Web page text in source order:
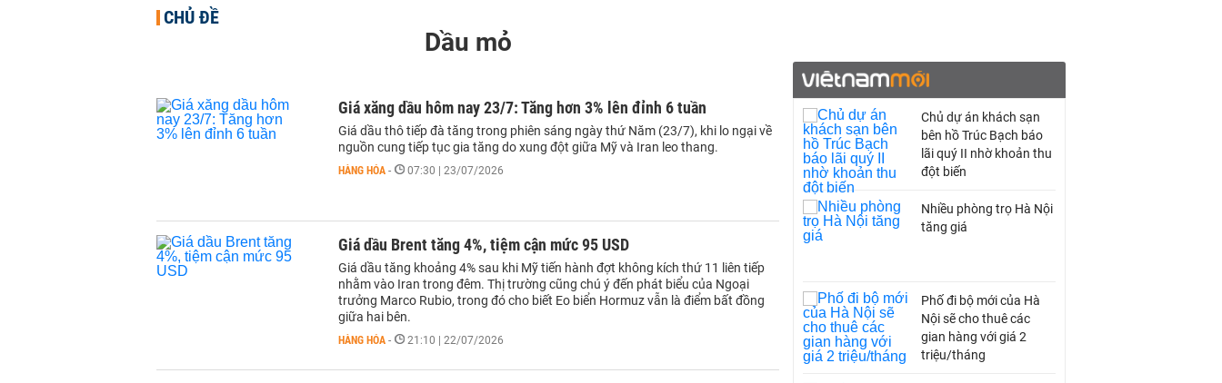
CHỦ ĐỀ
Dầu mỏ
Giá xăng dầu hôm nay 23/7: Tăng hơn 3% lên đỉnh 6 tuần
Giá dầu thô tiếp đà tăng trong phiên sáng ngày thứ Năm (23/7), khi lo ngại về
nguồn cung tiếp tục gia tăng do xung đột giữa Mỹ và Iran leo thang.
HÀNG HÓA - 07:30 | 23/07/2026
Giá dầu Brent tăng 4%, tiệm cận mức 95 USD
Giá dầu tăng khoảng 4% sau khi Mỹ tiến hành đợt không kích thứ 11 liên tiếp
nhằm vào Iran trong đêm. Thị trường cũng chú ý đến phát biểu của Ngoại
trưởng Marco Rubio, trong đó cho biết Eo biển Hormuz vẫn là điểm bất đồng
giữa hai bên.
HÀNG HÓA - 21:10 | 22/07/2026
Chủ dự án khách sạn
bên hồ Trúc Bạch báo
lãi quý II nhờ khoản thu
đột biến
Nhiều phòng trọ Hà Nội
tăng giá
Phố đi bộ mới của Hà
Nội sẽ cho thuê các
gian hàng với giá 2
triệu/tháng